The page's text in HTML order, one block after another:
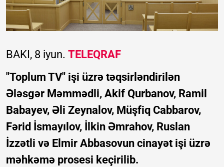
BAKI, 8 iyun. TELEQRAF
"Toplum TV" işi üzrə təqsirləndirilən
Ələsgər Məmmədli, Akif Qurbanov, Ramil
Babayev, Əli Zeynalov, Müşfiq Cabbarov,
Fərid İsmayılov, İlkin Əmrahov, Ruslan
İzzətli və Elmir Abbasovun cinayət işi üzrə
məhkəmə prosesi keçirilib.